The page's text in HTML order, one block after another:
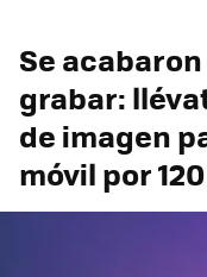
Se
grabar:
de imagen
móvil por